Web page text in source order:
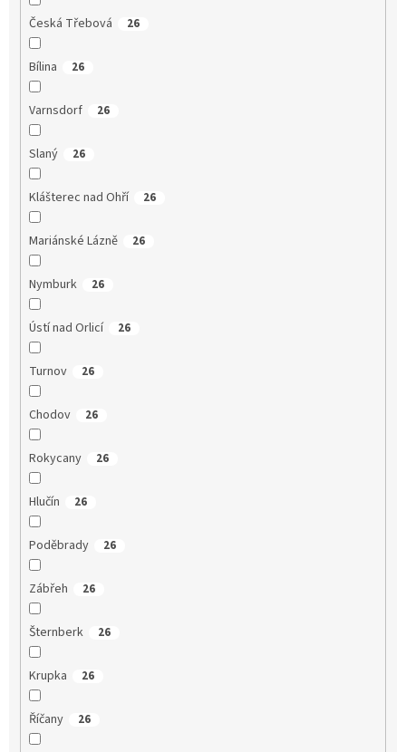
Česká Třebová 26
Bílina 26
Varnsdorf 26
Slaný 26
Klášterec nad Ohří 26
Mariánské Lázně 26
Nymburk 26
Ústí nad Orlicí 26
Turnov 26
Chodov 26
Rokycany 26
Hlučín 26
Poděbrady 26
Zábřeh 26
Šternberk 26
Krupka 26
Říčany 26